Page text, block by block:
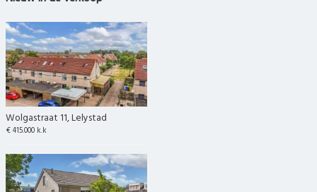
Wolgastraat 11, Lelystad
€ 415.000 k.k